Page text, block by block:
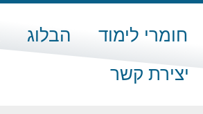
חומרי לימוד הבלוג
יצירת קשר